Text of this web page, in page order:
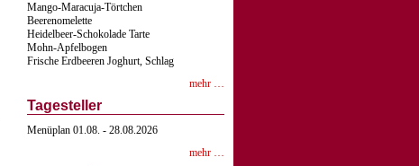
Mango-Maracuja-Törtchen
Beerenomelette
Heidelbeer-Schokolade Tarte
Mohn-Apfelbogen
Frische Erdbeeren Joghurt, Schlag
mehr …
Tagesteller
Menüplan 01.08. - 28.08.2026
mehr …